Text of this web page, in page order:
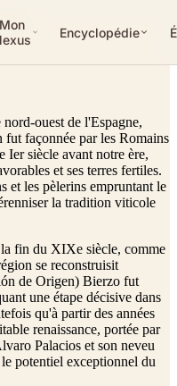
Mon
Encyclopédie
DO
ouest de l'Espagne,
façonnée par les Romains
Ier siècle avant notre ère,
et ses terres fertiles.
et les pèlerins empruntant le
la tradition viticole
fin du XIXe siècle, comme
se reconstruisit
de Origen) Bierzo fut
une étape décisive dans
qu'à partir des années
renaissance, portée par
Palacios et son neveu
potentiel exceptionnel du